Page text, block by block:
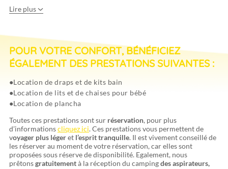
Lire plus
Accès Wi-Fi gratuit
de la Forêt
POUR VOTRE CONFORT, BÉNÉFICIEZ
ÉGALEMENT DES PRESTATIONS SUIVANTES :
Location de draps et de kits bain
Location de lits et de chaises pour bébé
Location de plancha
Toutes ces prestations sont sur réservation, pour plus
d’informationscliquez ici. Ces prestations vous permettent de
voyager plus légeret l’esprit tranquille. Il est vivement conseillé de
les réserver au moment de votre réservation, car elles sont
proposées sous réserve de disponibilité. Egalement, nous
prêtonsgratuitementà la réception du campingdes aspirateurs,